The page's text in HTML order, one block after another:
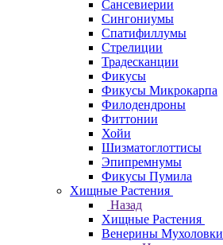
Сансевиерии
Сингониумы
Спатифиллумы
Стрелиции
Традесканции
Фикусы
Фикусы Микрокарпа
Филодендроны
Фиттонии
Хойи
Шизматоглоттисы
Эпипремнумы
Фикусы Пумила
Хищные Растения
Назад
Хищные Растения
Венерины Мухоловки